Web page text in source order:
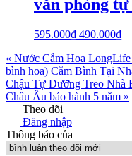
văn phòng
595.000₫ 490.000₫
« Nước Cắm Hoa
bình hoa) Cắm Bình Tại
Chậu Tự Dưỡng Treo Nhà
Châu Âu bảo hành 5 năm »
Theo dõi
Đăng nhập
Thông báo của